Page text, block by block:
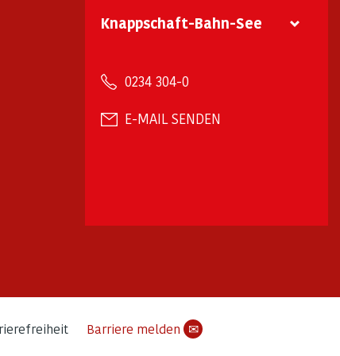
Knappschaft-Bahn-See
0234 304-0
E-MAIL SENDEN
Barriere melden ✉